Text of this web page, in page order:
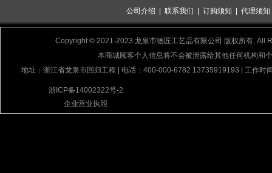
公司介绍 联系我们 订购须知 代理须知
Copyright © 2021-2023 龙泉市德匠工艺品有限公司 版权所有, All
本商城顾客个人信息将不会被泄露给其他任何机构和
地址：浙江省龙泉市回归工程 | 电话：400-000-6782 13735919193 | 工作时
浙ICP备14002322号-2
企业营业执照